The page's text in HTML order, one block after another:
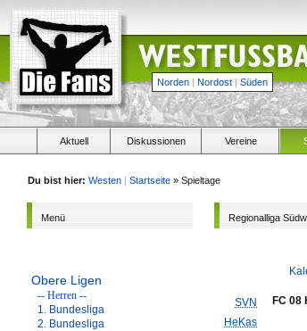
Norden | Nordost | Süden
Aktuell Diskussionen Vereine
Du bist hier: Westen | Startseite » Spieltage
Menü
Obere Ligen
-- Herren --
1. Bundesliga
2. Bundesliga
Regionalliga
SVN
HeKas
FC 08